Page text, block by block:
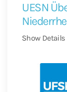
UESN
Show Details